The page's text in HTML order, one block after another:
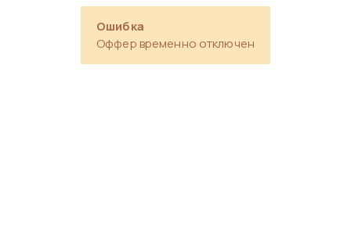
Ошибка
Оффер временно отключен